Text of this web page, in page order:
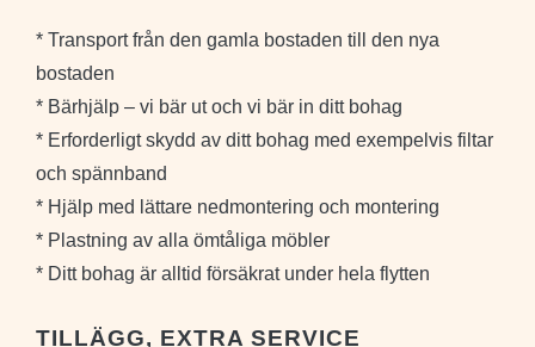
* Transport från den gamla bostaden till den nya
bostaden
* Bärhjälp – vi bär ut och vi bär in ditt bohag
* Erforderligt skydd av ditt bohag med exempelvis filtar
och spännband
* Hjälp med lättare nedmontering och montering
* Plastning av alla ömtåliga möbler
* Ditt bohag är alltid försäkrat under hela flytten
TILLÄGG, EXTRA SERVICE